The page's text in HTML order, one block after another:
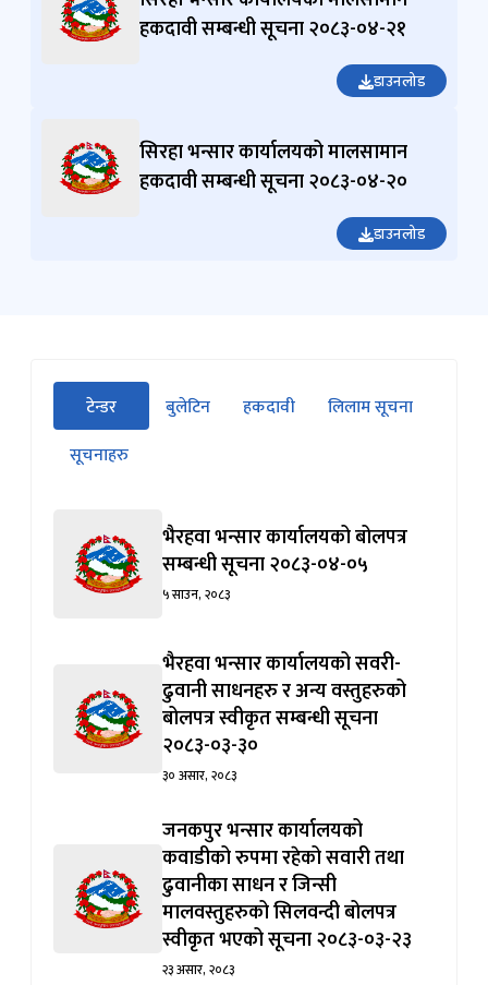
हकदावी सम्बन्धी सूचना २०८३-०४-२१
डाउनलोड
सिरहा भन्सार कार्यालयको मालसामान
हकदावी सम्बन्धी सूचना २०८३-०४-२०
डाउनलोड
सीधा
पहिलो
ट्याबको
सामग्रीमा
टेन्डर
(सक्रिय ट्याब)
बुलेटिन हकदावी
लिलाम सूचना
सूचनाहरु
भैरहवा भन्सार कार्यालयको बोलपत्र
सम्बन्धी सूचना २०८३-०४-०५
५ साउन, २०८३
भैरहवा भन्सार कार्यालयको सवरी-
ढुवानी साधनहरु र अन्य वस्तुहरुको
बोलपत्र स्वीकृत सम्बन्धी सूचना
२०८३-०३-३०
३० असार, २०८३
जनकपुर भन्सार कार्यालयको
कवाडीको रुपमा रहेको सवारी तथा
ढुवानीका साधन र जिन्सी
मालवस्तुहरुको सिलवन्दी बोलपत्र
स्वीकृत भएको सूचना २०८३-०३-२३
२३ असार, २०८३